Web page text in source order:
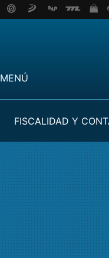
MENÚ
FISCALIDAD Y